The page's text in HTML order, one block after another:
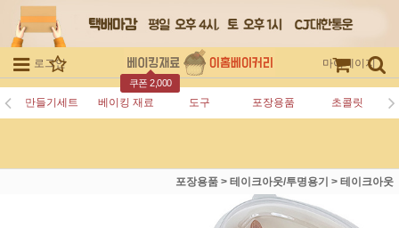
로그인 회원가입
쿠폰 2,000
주문조회 마이페이지
만들기세트 베이킹 재료 도구 포장용품 초콜릿
포장용품 > 테이크아웃/투명용기 > 테이크아웃